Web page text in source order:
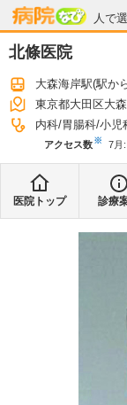
人で
病院な
北條医院
大森海岸駅(駅か
東京都大田区大
内科 胃腸科 小児
アクセス数※ 7月 :
医院トップ 診療